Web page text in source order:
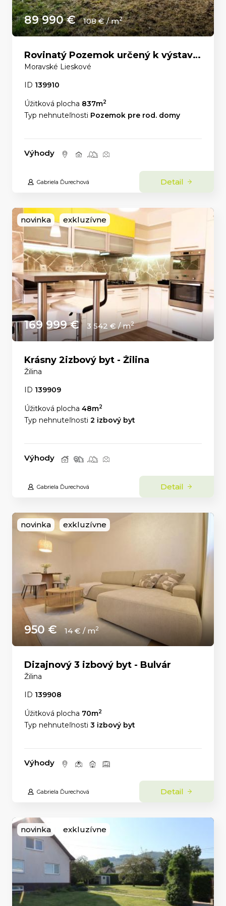
89 990 € 108 € / m2
Rovinatý Pozemok určený k výstavbe domu
Moravské Lieskové
ID 139910
Úžitková plocha 837m2
Typ nehnuteľnosti Pozemok pre rod. domy
Výhody
Gabriela Ďurechová Detail
novinka exkluzívne
169 999 € 3 542 € / m2
Krásny 2izbový byt - Žilina
Žilina
ID 139909
Úžitková plocha 48m2
Typ nehnuteľnosti 2 izbový byt
Výhody
Gabriela Ďurechová Detail
novinka exkluzívne
950 € 14 € / m2
Dizajnový 3 izbový byt - Bulvár
Žilina
ID 139908
Úžitková plocha 70m2
Typ nehnuteľnosti 3 izbový byt
Výhody
Gabriela Ďurechová Detail
novinka exkluzívne